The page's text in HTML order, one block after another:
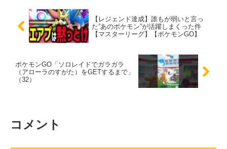
【レジェンド達成】誰もが弱いと言っ
た”あのポケモン”が活躍しまくった件
【マスターリーグ】【ポケモンGO】
ポケモンGO「ソロレイドでガラガラ
（アローラのすがた）をGETするまで」
（32）
コメント